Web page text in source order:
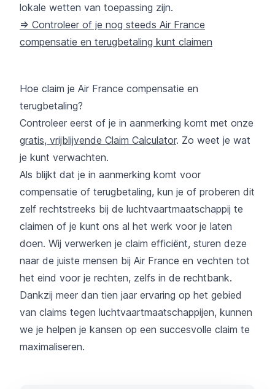
lokale wetten van toepassing zijn.
=> Controleer of je nog steeds Air France
compensatie en terugbetaling kunt claimen
Hoe claim je Air France compensatie en
terugbetaling?
Controleer eerst of je in aanmerking komt met onze
gratis, vrijblijvende Claim Calculator. Zo weet je wat
je kunt verwachten.
Als blijkt dat je in aanmerking komt voor
compensatie of terugbetaling, kun je of proberen dit
zelf rechtstreeks bij de luchtvaartmaatschappij te
claimen of je kunt ons al het werk voor je laten
doen. Wij verwerken je claim efficiënt, sturen deze
naar de juiste mensen bij Air France en vechten tot
het eind voor je rechten, zelfs in de rechtbank.
Dankzij meer dan tien jaar ervaring op het gebied
van claims tegen luchtvaartmaatschappijen, kunnen
we je helpen je kansen op een succesvolle claim te
maximaliseren.